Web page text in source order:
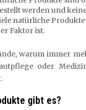
werden und
natürliche
Faktor ist.
warum immer
oder
gibt es?